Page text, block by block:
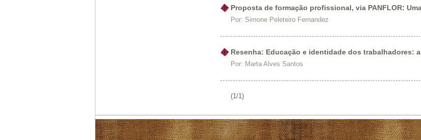
Proposta de formação profissional, via PANFLOR:
Por: Simone Peleteiro Fernandez
Resenha: Educação e identidade dos trabalhadores:
Por: Marta Alves Santos
(1/1)